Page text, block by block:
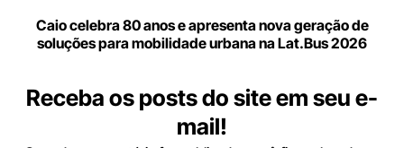
Caio celebra 80 anos e apresenta nova geração de
soluções para mobilidade urbana na Lat.Bus 2026
Receba os posts do site em seu e-
mail!